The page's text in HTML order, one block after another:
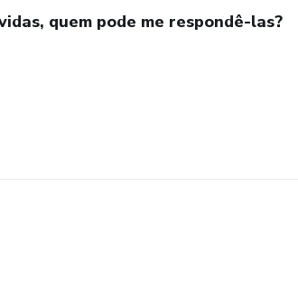
quem pode me respondê-las?